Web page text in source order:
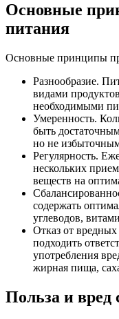
Основные
питания
Основные принципы
Разнообразие.
видами
необходимыми
Умеренность.
быть
но не
Регулярность.
нескольких
веществ на
содержать
углеводов,
Отказ от
подходить
употребления
жирная пища,
Польза и вред